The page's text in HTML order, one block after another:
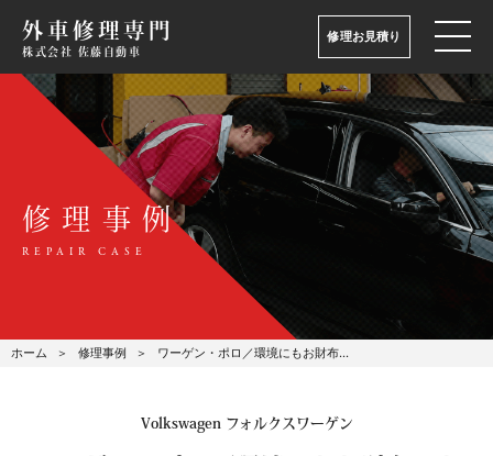
外車修理専門
株式会社 佐藤自動車
修理お見積り
修理事例
REPAIR CASE
ホーム 修理事例 ワーゲン・ポロ／環境にもお財布…
Volkswagen フォルクスワーゲン